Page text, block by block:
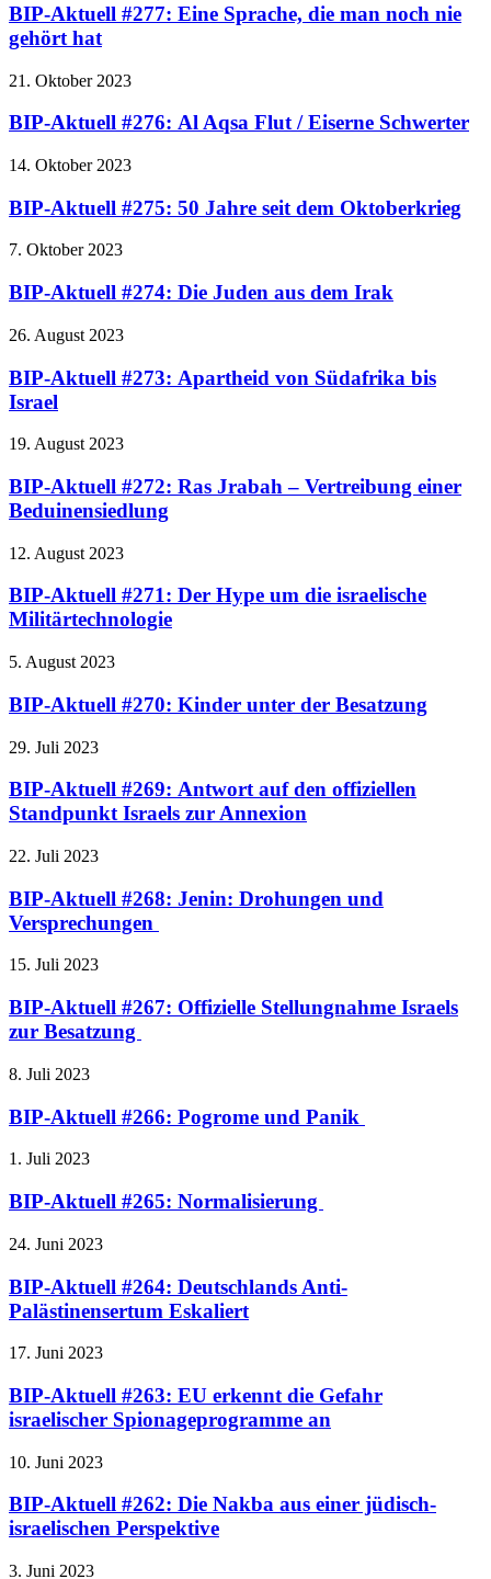
BIP-Aktuell #277: Eine Sprache, die man noch nie
gehört hat
21. Oktober 2023
BIP-Aktuell #276: Al Aqsa Flut / Eiserne Schwerter
14. Oktober 2023
BIP-Aktuell #275: 50 Jahre seit dem Oktoberkrieg
7. Oktober 2023
BIP-Aktuell #274: Die Juden aus dem Irak
26. August 2023
BIP-Aktuell #273: Apartheid von Südafrika bis
Israel
19. August 2023
BIP-Aktuell #272: Ras Jrabah – Vertreibung einer
Beduinensiedlung
12. August 2023
BIP-Aktuell #271: Der Hype um die israelische
Militärtechnologie
5. August 2023
BIP-Aktuell #270: Kinder unter der Besatzung
29. Juli 2023
BIP-Aktuell #269: Antwort auf den offiziellen
Standpunkt Israels zur Annexion
22. Juli 2023
BIP-Aktuell #268: Jenin: Drohungen und
Versprechungen
15. Juli 2023
BIP-Aktuell #267: Offizielle Stellungnahme Israels
zur Besatzung
8. Juli 2023
BIP-Aktuell #266: Pogrome und Panik
1. Juli 2023
BIP-Aktuell #265: Normalisierung
24. Juni 2023
BIP-Aktuell #264: Deutschlands Anti-
Palästinensertum Eskaliert
17. Juni 2023
BIP-Aktuell #263: EU erkennt die Gefahr
israelischer Spionageprogramme an
10. Juni 2023
BIP-Aktuell #262: Die Nakba aus einer jüdisch-
israelischen Perspektive
3. Juni 2023